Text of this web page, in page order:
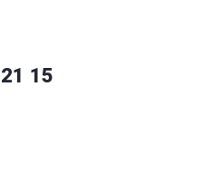
15